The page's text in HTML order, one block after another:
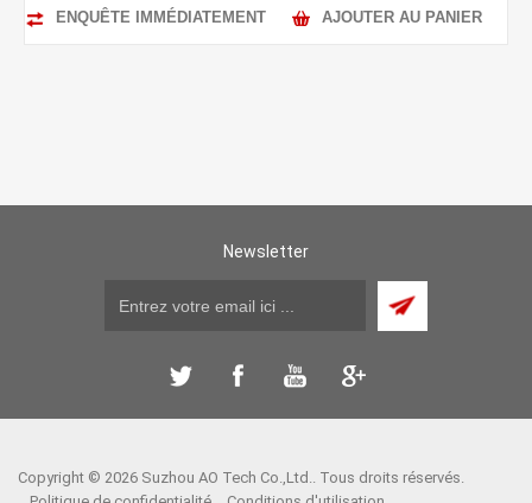
ENQUÊTE IMMÉDIATEMENT AJOUTER AU PANIER
Newsletter
Copyright © 2026 Suzhou AO Tech Co.,Ltd.. Tous droits réservés.